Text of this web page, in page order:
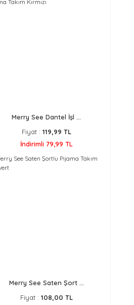
Merry See Dantel İşl ...
Fiyat : 119,99 TL
İndirimli 79,99 TL
Merry See Saten Şort ...
Fiyat : 108,00 TL